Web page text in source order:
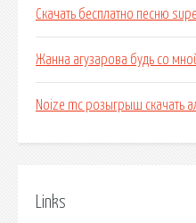
Скачать бесплатно песню
Жанна агузарова будь со
Noize mc розыгрыш скачать
Links